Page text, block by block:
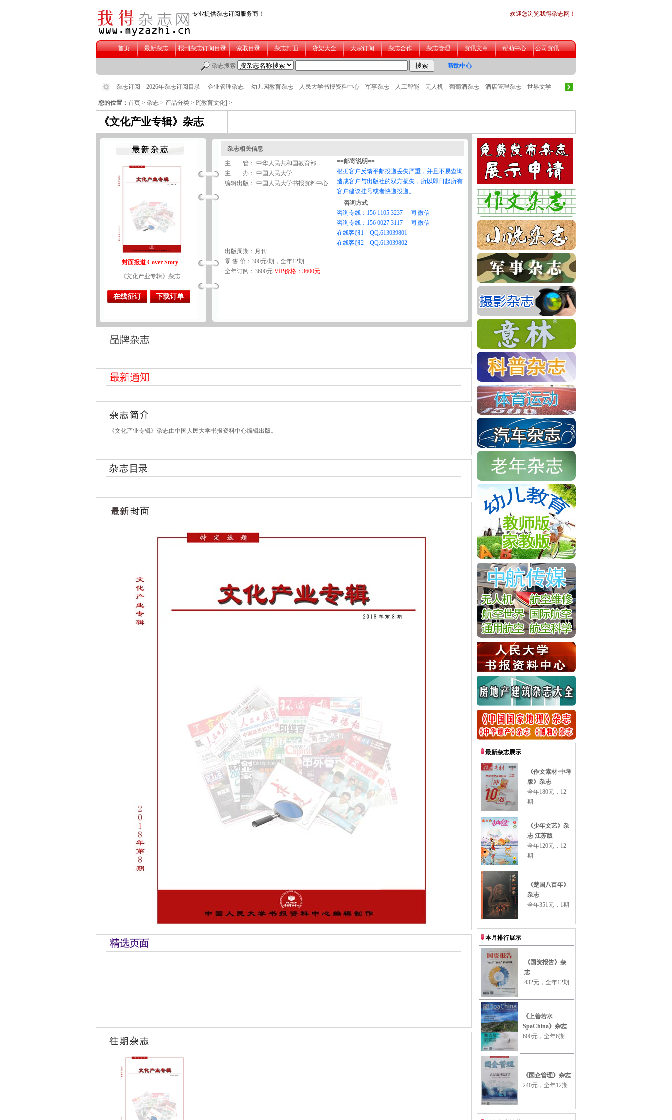
您的位置： 首页 > 杂志 > 产品分类 > P[教育文化] >
《文化产业专辑》杂志
封面报道 Cover Story
《文化产业专辑》杂志
在线征订 下载订单
杂志相关信息
主 管： 中华人民共和国教育部
主 办： 中国人民大学
编辑出版： 中国人民大学书报资料中心
出版周期：月刊
零 售 价：300元/期，全年12期
全年订阅：3600元 VIP价格：3600元
《文化产业专辑》杂志由中国人民大学书报资料中心编辑出版。